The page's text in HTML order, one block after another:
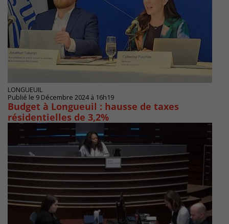
LONGUEUIL
Publié le 9 Décembre 2024 à 16h19
Budget à Longueuil : hausse de taxes
résidentielles de 3,2%